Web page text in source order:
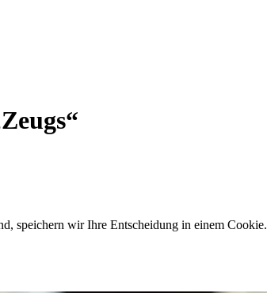
speichern wir Ihre Entscheidung in einem Cookie.